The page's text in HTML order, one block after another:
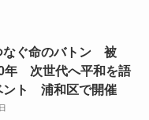
なぐ命のバトン 被
年 次世代へ平和を語
ント 浦和区で開催